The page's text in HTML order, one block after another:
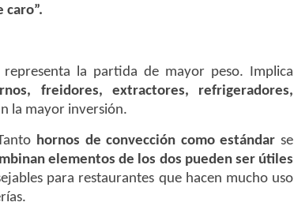
caro”.
la partida de mayor peso. Implica
freidores, extractores, refrigeradores,
la mayor inversión.
hornos de convección como estándar se
elementos de los dos pueden ser útiles
para restaurantes que hacen mucho uso